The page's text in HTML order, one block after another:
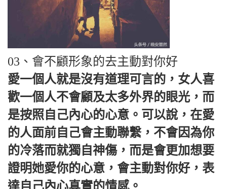
03、會不顧形象的去主動對你好
愛一個人就是沒有道理可言的，女人喜
歡一個人不會顧及太多外界的眼光，而
是按照自己內心的心意。可以說，在愛
的人面前自己會主動聯繫，不會因為你
的冷落而就獨自神傷，而是會更加想要
證明她愛你的心意，會主動對你好，表
達自己內心真實的情感。